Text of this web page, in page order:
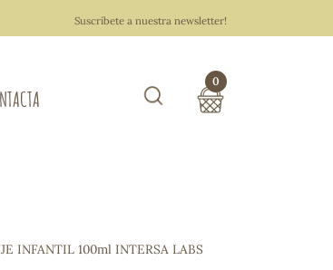
Suscríbete a nuestra newsletter!
0
INFANTIL 100ml INTERSA LABS